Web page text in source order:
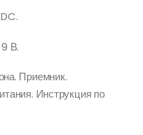
В.
Приемник.
Инструкция по